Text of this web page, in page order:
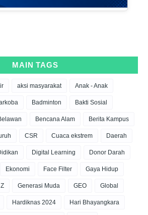
MAIN TAGS
aksi masyarakat Anak - Anak
Badminton Bakti Sosial
Bencana Alam Berita Kampus
CSR Cuaca ekstrem Daerah
Digital Learning Donor Darah
Ekonomi Face Filter Gaya Hidup
Generasi Muda GEO Global
Hardiknas 2024 Hari Bhayangkara